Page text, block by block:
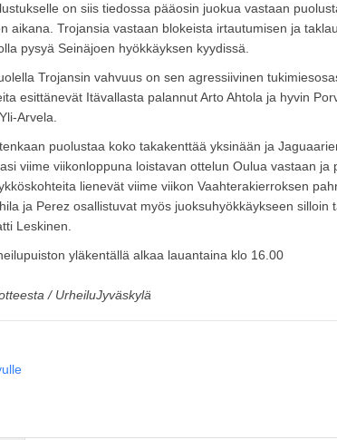
on siis tiedossa pääosin juokua vastaan
aikana. Trojansia vastaan blokeista irtautumisen ja
pysyä Seinäjoen hyökkäyksen kyydissä.
Trojansin vahvuus on sen agressiivinen
esittänevät Itävallasta palannut Arto Ahtola ja hyvin
Arvela.
puolustaa koko takakenttää yksinään ja
viime viikonloppuna loistavan ottelun Oulua vastaan
lienevät viime viikon Vaahterakierroksen
ja Perez osallistuvat myös juoksuhyökkäykseen
Leskinen.
yläkentällä alkaa lauantaina klo 16.00
/ UrheiluJyväskylä